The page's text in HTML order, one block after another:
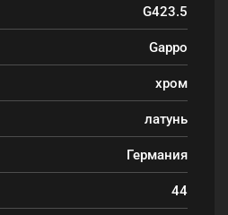
G423.5
Gappo
хром
латунь
Германия
44